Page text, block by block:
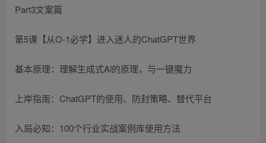
Part3文案篇
第5课【从O-1必学】进入迷人的ChatGPT世界
基本原理：理解生成式Al的原理，与一键魔力
上岸指南：ChatGPT的使用、防封策略、替代平台
入局必知：100个行业实战案例库使用方法